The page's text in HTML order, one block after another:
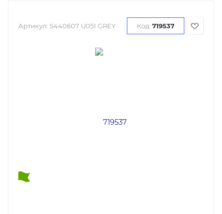
Артикул: S440607 U051 GREY Код: 719537